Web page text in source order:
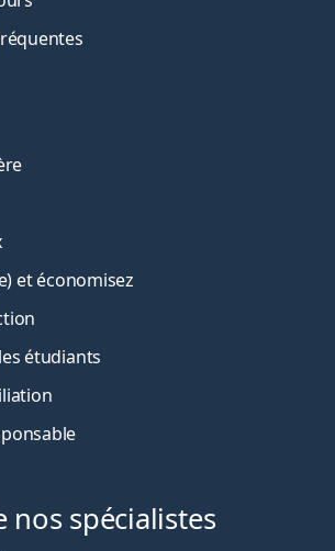
et économisez
étudiants
nos spécialistes